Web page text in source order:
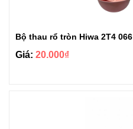
Bộ thau rổ tròn Hiwa 2T4 066
Giá: 20.000₫